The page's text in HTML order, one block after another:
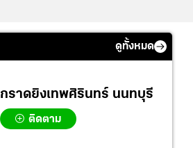
ดูทั้งหมด
กราดยิงเทพศิรินทร์ นนทบุรี
ติดตาม